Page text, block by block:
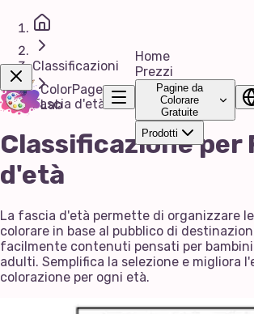
Acquista Ora!
ColorPage
Lab
Home
Prezzi
Pagine da
Colorare
Gratuite
Prodotti
Classificazioni
Fascia d'età
Classificazione per
d'età
La fascia d'età permette di organizzare
colorare in base al pubblico di
facilmente contenuti pensati per
adulti. Semplifica la selezione e migliora
colorazione per ogni età.